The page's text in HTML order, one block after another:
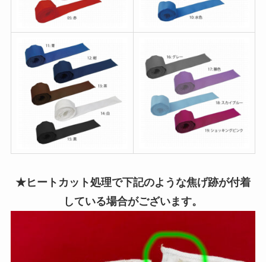
★ヒートカット処理で下記のような焦げ跡が付着
している場合がございます。